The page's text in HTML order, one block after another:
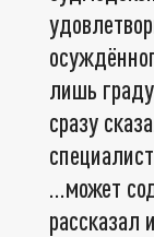
лишь
сразу
…может
рассказал